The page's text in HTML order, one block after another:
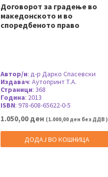
Договорот за градење во
македонското и во
споредбеното право
Автор/и: д-р Дарко Спасевски
Издавач: Аутопринт Т.А.
Страници: 368
Година: 2013
ISBN: 978-608-65622-0-5
1.050,00 ден (1.000,00 ден без ДДВ )
ДОДАЈ ВО КОШНИЦА